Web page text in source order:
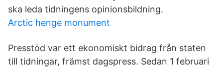
ska leda tidningens opinionsbildning.
Arctic henge monument
Presstöd var ett ekonomiskt bidrag från staten
till tidningar, främst dagspress. Sedan 1 februari